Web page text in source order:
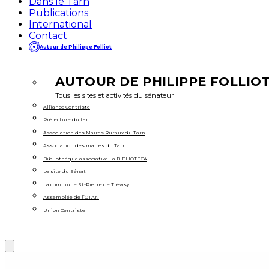
Publications
International
Contact
Autour de Philippe Folliot
AUTOUR DE PHILIPPE
Tous les sites et activités du sénateur
Alliance Centriste
Préfecture du tarn
Association des Maires Ruraux du Tarn
Association des maires du Tarn
Bibliothèque associative La BIBLIOTECA
Le site du Sénat
La commune St-Pierre de Trévisy
Assemblée de l’OTAN
Union Centriste